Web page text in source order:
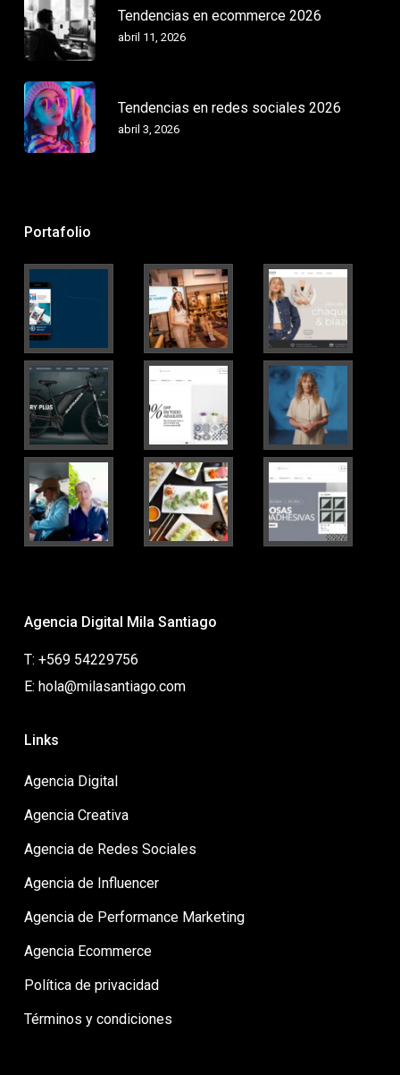
Tendencias en ecommerce 2026
abril 11, 2026
Tendencias en redes sociales 2026
abril 3, 2026
Portafolio
Agencia Digital Mila Santiago
T: +569 54229756
E: hola@milasantiago.com
Links
Agencia Digital
Agencia Creativa
Agencia de Redes Sociales
Agencia de Influencer
Agencia de Performance Marketing
Agencia Ecommerce
Política de privacidad
Términos y condiciones